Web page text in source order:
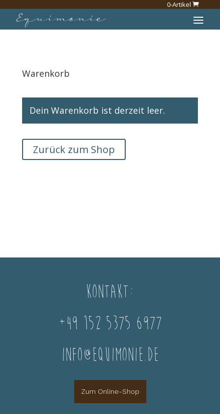
0-Artikel
Warenkorb
Dein Warenkorb ist derzeit leer.
Zurück zum Shop
Kontakt:
+49 152 5375 6977
info@equimonie.de
Zum Online-Shop